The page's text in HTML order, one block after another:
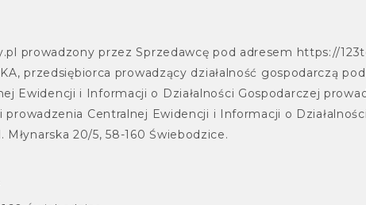
prowadzony przez Sprzedawcę pod adresem https://
przedsiębiorca prowadzący działalność gospodarczą
Ewidencji i Informacji o Działalności Gospodarczej
Centralnej Ewidencji i Informacji o
20/5, 58-160 Świebodzice.